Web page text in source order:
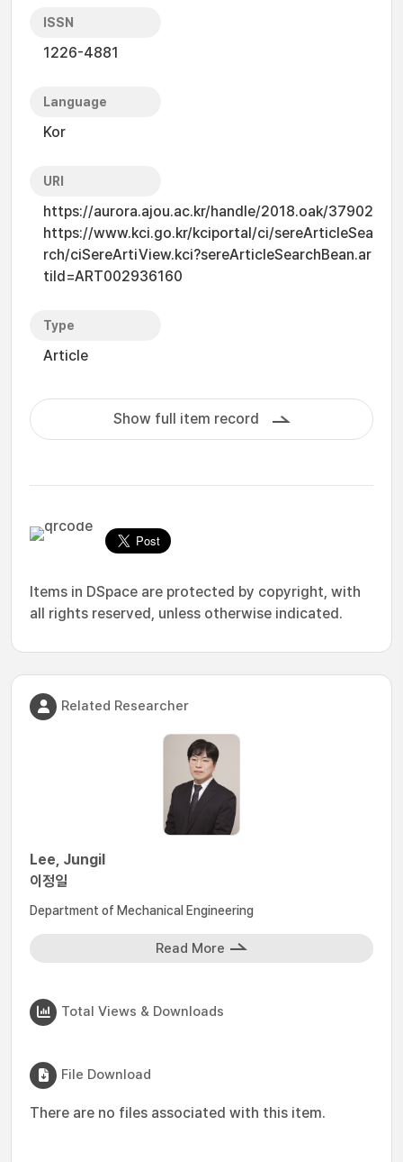
ISSN
1226-4881
Language
Kor
URI
https://aurora.ajou.ac.kr/handle/2018.oak/37902
https://www.kci.go.kr/kciportal/ci/sereArticleSea
rch/ciSereArtiView.kci?sereArticleSearchBean.ar
tiId=ART002936160
Type
Article
Show full item record
Items in DSpace are protected by copyright, with
all rights reserved, unless otherwise indicated.
Related Researcher
Lee, Jungil
이정일
Department of Mechanical Engineering
Read More
Total Views & Downloads
File Download
There are no files associated with this item.